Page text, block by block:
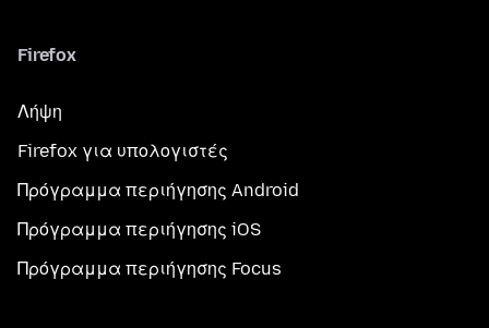
Firefox
Λήψη
Firefox για υπολογιστές
Πρόγραμμα περιήγησης Android
Πρόγραμμα περιήγησης iOS
Πρόγραμμα περιήγησης Focus